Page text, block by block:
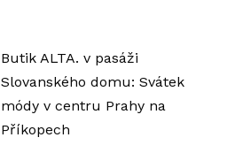
Butik ALTA. v pasáži
Slovanského domu: Svátek
módy v centru Prahy na
Příkopech